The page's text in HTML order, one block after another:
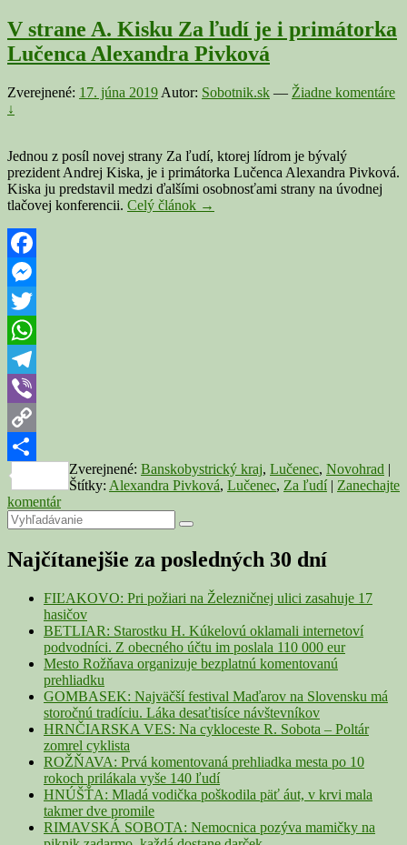
V strane A. Kisku Za ľudí je i primátorka
Lučenca Alexandra Pivková
Zverejnené: 17. júna 2019 Autor: Sobotnik.sk — Žiadne komentáre
↓
Jednou z posíl novej strany Za ľudí, ktorej lídrom je bývalý
prezident Andrej Kiska, je i primátorka Lučenca Alexandra Pivková.
Kiska ju predstavil medzi ďalšími osobnosťami strany na úvodnej
tlačovej konferencii. Celý článok V
→
Facebook
Messenger
Twitter
WhatsApp
Telegram
Viber
Copy
Link
Share
Zverejnené: Banskobystrický kraj, Lučenec, Novohrad |
Štítky: Alexandra Pivková, Lučenec, Za ľudí | Zanechajte
komentár
Primary
Sidebar
Widget
Area
Search
for:
Search
Najčítanejšie za posledných 30 dní
FIĽAKOVO: Pri požiari na Železničnej ulici zasahuje 17
hasičov
BETLIAR: Starostku H. Kúkelovú oklamali internetoví
podvodníci. Z obecného účtu im poslala 110 000 eur
Mesto Rožňava organizuje bezplatnú komentovanú
prehliadku
GOMBASEK: Najväčší festival Maďarov na Slovensku má
storočnú tradíciu. Láka desaťtisíce návštevníkov
HRNČIARSKA VES: Na cykloceste R. Sobota – Poltár
zomrel cyklista
ROŽŇAVA: Prvá komentovaná prehliadka mesta po 10
rokoch prilákala vyše 140 ľudí
HNÚŠŤA: Mladá vodička poškodila päť áut, v krvi mala
takmer dve promile
RIMAVSKÁ SOBOTA: Nemocnica pozýva mamičky na